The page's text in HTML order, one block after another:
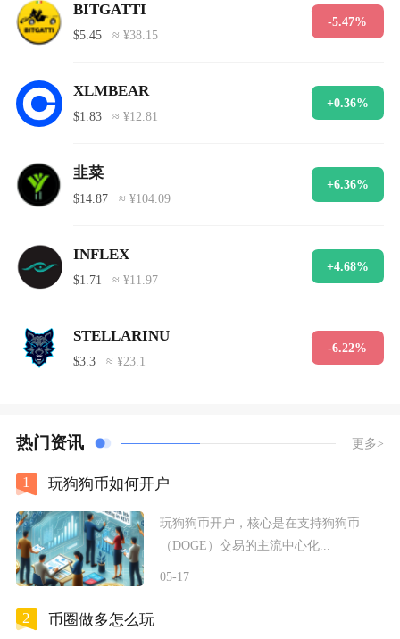
BITGATTI
$5.45 ≈ ¥38.15
-5.47%
XLMBEAR
$1.83 ≈ ¥12.81
+0.36%
韭菜
$14.87 ≈ ¥104.09
+6.36%
INFLEX
$1.71 ≈ ¥11.97
+4.68%
STELLARINU
$3.3 ≈ ¥23.1
-6.22%
热门资讯 更多>
1 玩狗狗币如何开户
玩狗狗币开户，核心是在支持狗狗币
（DOGE）交易的主流中心化...
05-17
2 币圈做多怎么玩